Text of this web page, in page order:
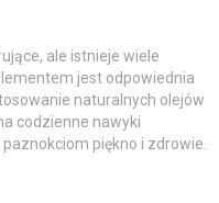
ale istnieje wiele
jest odpowiednia
naturalnych olejów
codzienne nawyki
piękno i zdrowie.